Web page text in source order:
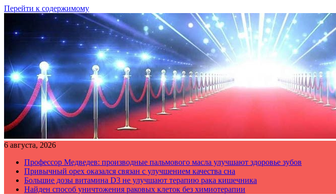
Перейти к содержимому
6 августа, 2026
Профессор Медведев: производные пальмового масла улучшают здоровье зубов
Привычный орех оказался связан с улучшением качества сна
Большие дозы витамина D3 не улучшают терапию рака кишечника
Найден способ уничтожения раковых клеток без химиотерапии